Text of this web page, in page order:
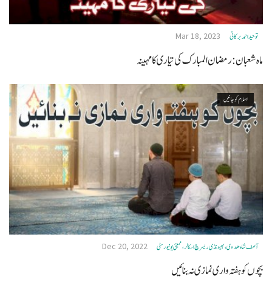
توحید احمد برکاتی Mar 18, 2023
ماہ شعبان: رمضان المبارک کی تیاری کا مہینہ
اسلام کو جانیں
آصف شاہ ھدوی، بھیونڈی ریسرچ اسکالر، ممبئی یونیورسٹی Dec 20, 2022
بچوں کو ہفتہ واری نمازی نہ بنائیں